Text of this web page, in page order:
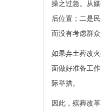
操之过急。从
后位置；二是
而没有考虑群众
如果弃土葬改
面做好准备工
际举措。
因此，殡葬改